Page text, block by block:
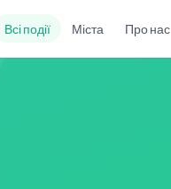
Всі події Міста Про нас